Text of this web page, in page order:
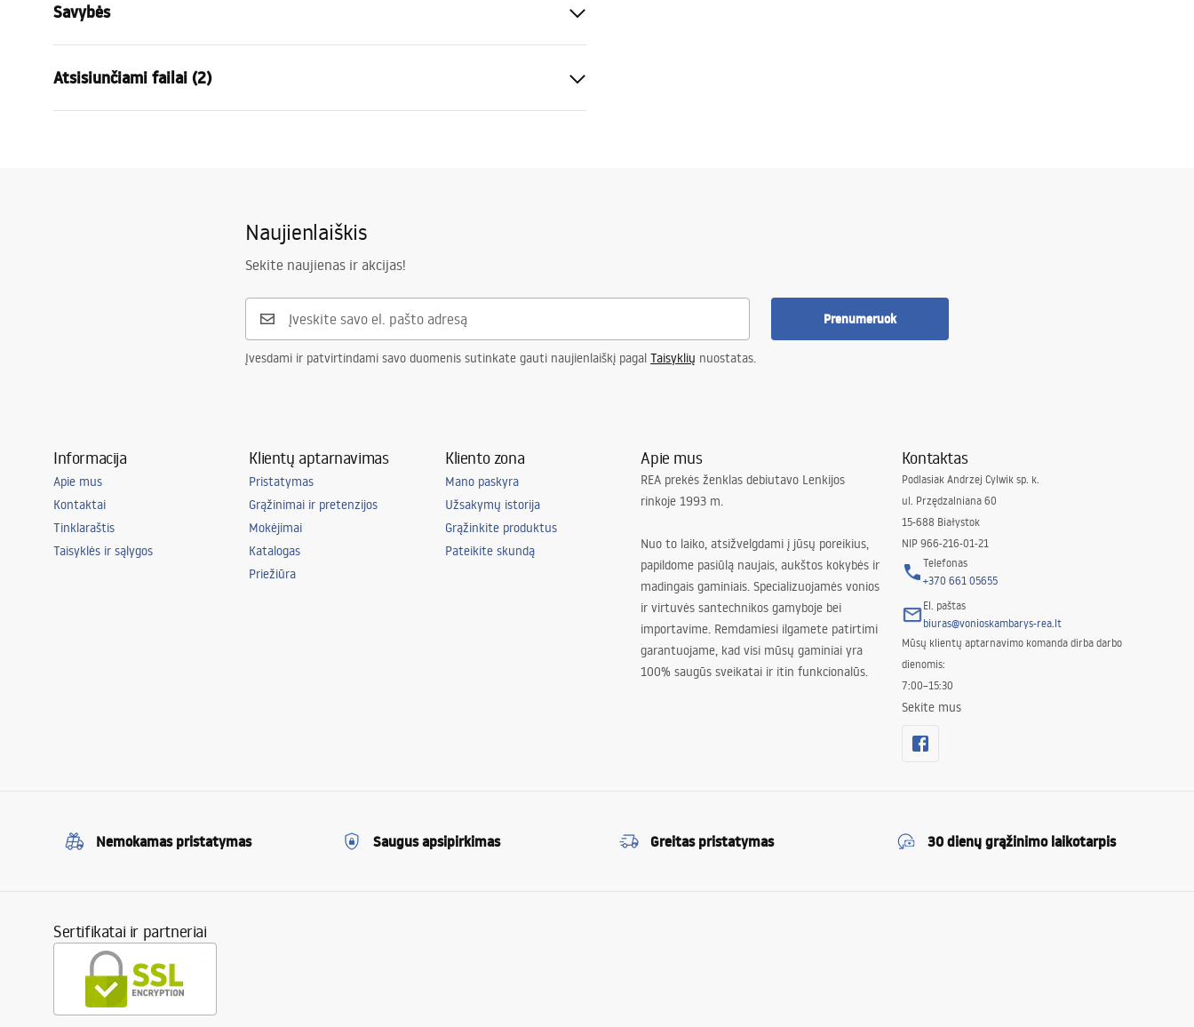
Savybės
Spalva
Medžiaga
Nerūdijantis plienas
Taip
24 mėnesių
Atsisiunčiami failai (2)
Naujienlaiškis
Sekite naujienas ir akcijas!
Prenumeruok
Įvesdami ir patvirtindami savo duomenis sutinkate gauti naujienlaiškį pagal Taisyklių nuostatas.
Informacija
Apie mus
Kontaktai
Tinklaraštis
Taisyklės ir sąlygos
Klientų aptarnavimas
Pristatymas
Grąžinimai ir pretenzijos
Mokėjimai
Katalogas
Priežiūra
Kliento zona
Mano paskyra
Užsakymų istorija
Grąžinkite produktus
Pateikite skundą
Apie mus
REA prekės ženklas debiutavo Lenkijos
rinkoje 1993 m.
Nuo to laiko, atsižvelgdami į jūsų poreikius,
papildome pasiūlą naujais, aukštos kokybės ir
madingais gaminiais. Specializuojamės vonios
ir virtuvės santechnikos gamyboje bei
importavime. Remdamiesi ilgamete patirtimi
garantuojame, kad visi mūsų gaminiai yra
100% saugūs sveikatai ir itin funkcionalūs.
Kontaktas
Podlasiak Andrzej Cylwik sp. k.
ul. Przędzalniana 60
15-688 Białystok
NIP 966-216-01-21
Telefonas
+370 661 05655
El. paštas
biuras@vonioskambarys-rea.lt
Mūsų klientų aptarnavimo komanda dirba darbo
dienomis:
7:00–15:30
Sekite mus
Nemokamas pristatymas Saugus apsipirkimas Greitas pristatymas 30 dienų grąžinimo laikotarpis
Sertifikatai ir partneriai